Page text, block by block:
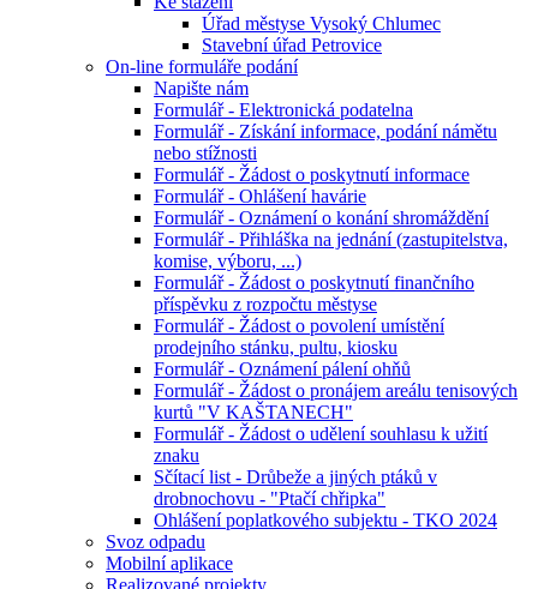
Úřad městyse Vysoký Chlumec
Stavební úřad Petrovice
On-line formuláře podání
Napište nám
Formulář - Elektronická podatelna
Formulář - Získání informace, podání námětu
nebo stížnosti
Formulář - Žádost o poskytnutí informace
Formulář - Ohlášení havárie
Formulář - Oznámení o konání shromáždění
Formulář - Přihláška na jednání (zastupitelstva,
komise, výboru, ...)
Formulář - Žádost o poskytnutí finančního
příspěvku z rozpočtu městyse
Formulář - Žádost o povolení umístění
prodejního stánku, pultu, kiosku
Formulář - Oznámení pálení ohňů
Formulář - Žádost o pronájem areálu tenisových
kurtů "V KAŠTANECH"
Formulář - Žádost o udělení souhlasu k užití
znaku
Sčítací list - Drůbeže a jiných ptáků v
drobnochovu - "Ptačí chřipka"
Ohlášení poplatkového subjektu - TKO 2024
Svoz odpadu
Mobilní aplikace
Realizované projekty